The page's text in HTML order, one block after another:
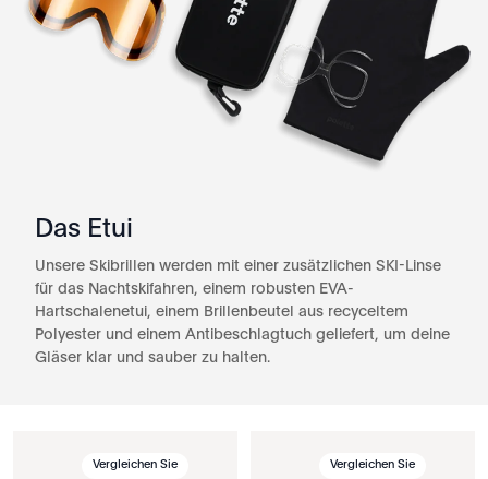
Das Etui
Unsere Skibrillen werden mit einer zusätzlichen SKI-Linse
für das Nachtskifahren, einem robusten EVA-
Hartschalenetui, einem Brillenbeutel aus recyceltem
Polyester und einem Antibeschlagtuch geliefert, um deine
Gläser klar und sauber zu halten.
Vergleichen Sie Vergleichen Sie